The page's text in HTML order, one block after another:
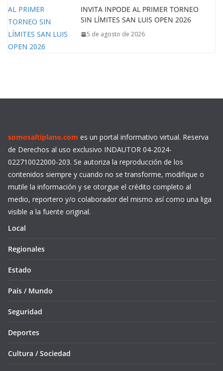
INVITA INPODE AL PRIMER TORNEO
SIN LÍMITES SAN LUIS OPEN 2026
5 de agosto de 2026
somosaltiplano.com es un portal informativo virtual. Reserva
de Derechos al uso exclusivo INDAUTOR 04-2024-
022710022000-203. Se autoriza la reproducción de los
contenidos siempre y cuando no se transforme, modifique o
mutile la información y se otorgue el crédito completo al
medio, reportero y/o colaborador del mismo así como una liga
visible a la fuente original.
Local
Regionales
Estado
País / Mundo
Seguridad
Deportes
Cultura / Sociedad